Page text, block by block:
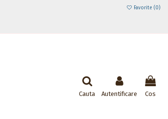
Favorite (0)
Cauta Autentificare Cos